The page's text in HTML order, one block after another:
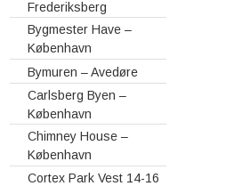
Frederiksberg
Bygmester Have –
København
Bymuren – Avedøre
Carlsberg Byen –
København
Chimney House –
København
Cortex Park Vest 14-16